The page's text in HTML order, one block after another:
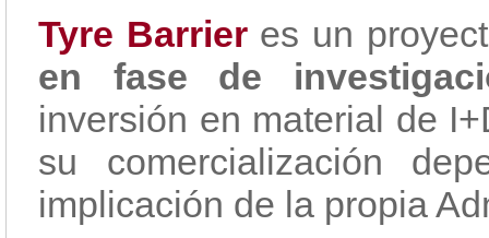
Tyre Barrieres un
en fase de
inversión en material de
su comercialización
implicación de la propia